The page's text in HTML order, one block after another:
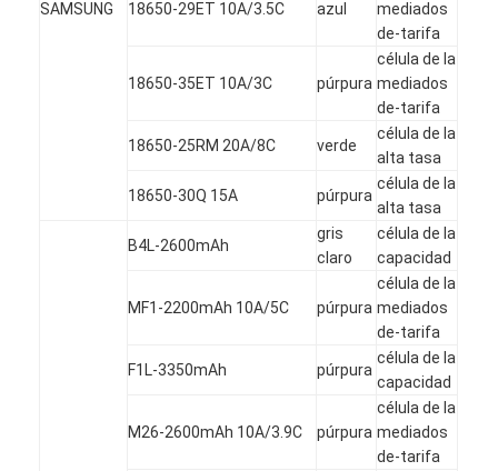
SAMSUNG 18650-29ET 10A/3.5C azul
mediados
de-tarifa
18650-35ET 10A/3C púrpura
célula de la
mediados
de-tarifa
18650-25RM 20A/8C verde
célula de la
alta tasa
18650-30Q 15A púrpura
célula de la
alta tasa
B4L-2600mAh
gris
claro
célula de la
capacidad
MF1-2200mAh 10A/5C púrpura
célula de la
mediados
de-tarifa
F1L-3350mAh púrpura
célula de la
capacidad
M26-2600mAh 10A/3.9C púrpura
célula de la
mediados
de-tarifa